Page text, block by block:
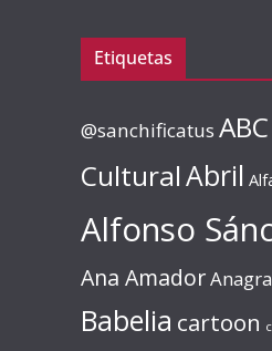
Etiquetas
@sanchificatus ABC
CulturalAbril
Alfonso
Ana Amador
Babelia cartoon